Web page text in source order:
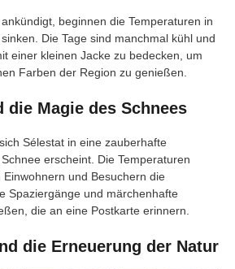
beginnen die Temperaturen in
Die Tage sind manchmal kühl und
einer kleinen Jacke zu bedecken, um
Farben der Region zu genießen.
die Magie des Schnees
Sélestat in eine zauberhafte
erscheint. Die Temperaturen
und Besuchern die
Spaziergänge und märchenhafte
die an eine Postkarte erinnern.
die Erneuerung der Natur